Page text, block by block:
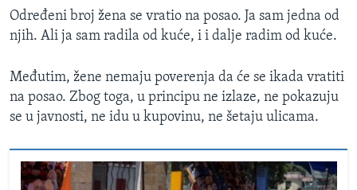
Određeni broj žena se vratio na posao. Ja sam jedna od
njih. Ali ja sam radila od kuće, i i dalje radim od kuće.
Međutim, žene nemaju poverenja da će se ikada vratiti
na posao. Zbog toga, u principu ne izlaze, ne pokazuju
se u javnosti, ne idu u kupovinu, ne šetaju ulicama.